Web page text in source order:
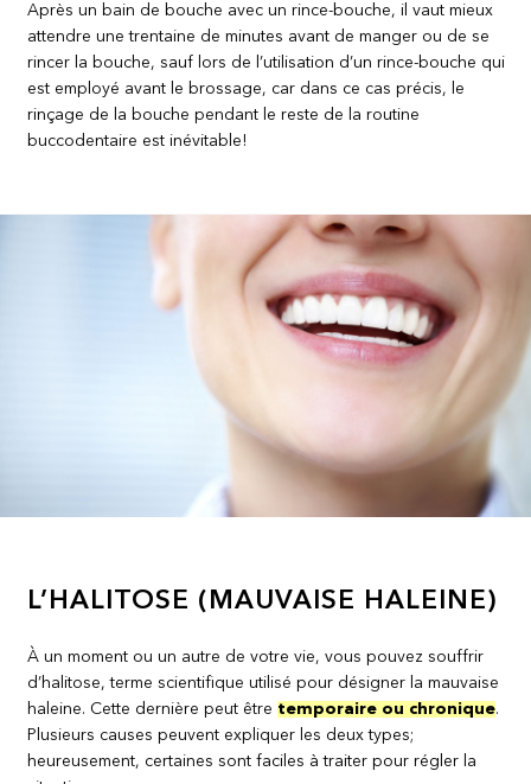
Après un bain de bouche avec un rince-bouche, il vaut mieux
attendre une trentaine de minutes avant de manger ou de se
rincer la bouche, sauf lors de l’utilisation d’un rince-bouche qui
est employé avant le brossage, car dans ce cas précis, le
rinçage de la bouche pendant le reste de la routine
buccodentaire est inévitable!
L’HALITOSE (MAUVAISE HALEINE)
À un moment ou un autre de votre vie, vous pouvez souffrir
d’halitose, terme scientifique utilisé pour désigner la mauvaise
haleine. Cette dernière peut être temporaire ou chronique.
Plusieurs causes peuvent expliquer les deux types;
heureusement, certaines sont faciles à traiter pour régler la